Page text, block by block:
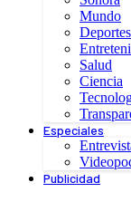
Mundo
Deportes
Salud
Ciencia
Especiales
Publicidad